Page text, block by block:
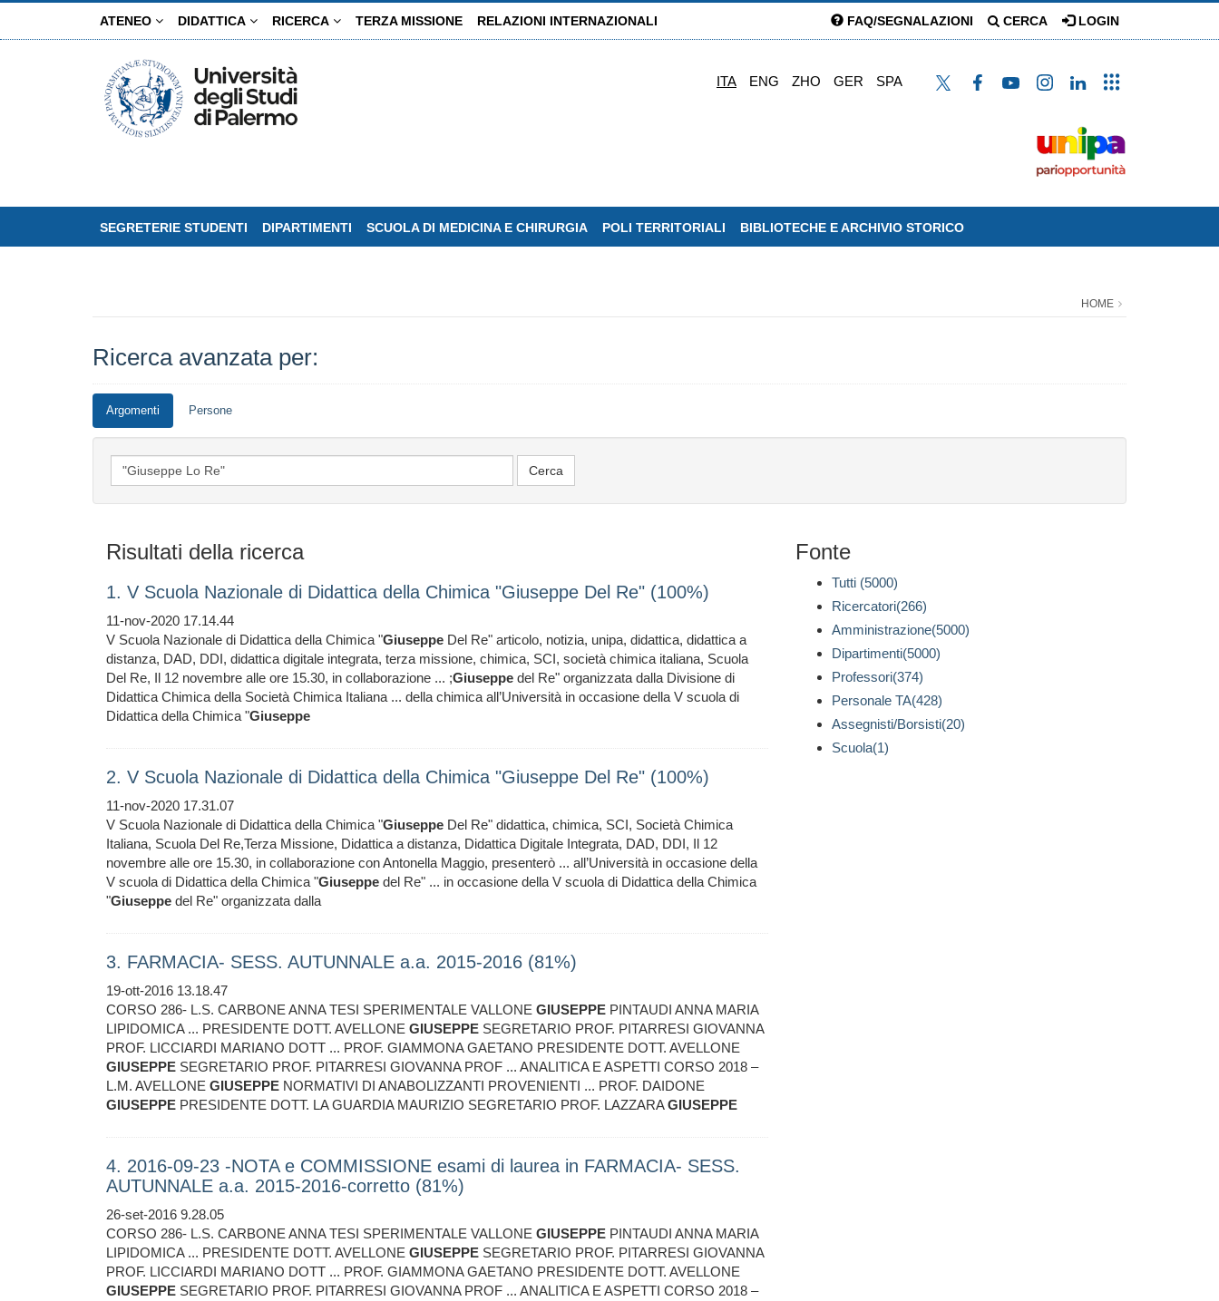
ATENEO DIDATTICA RICERCA TERZA MISSIONE RELAZIONI INTERNAZIONALI FAQ/SEGNALAZIONI CERCA LOGIN
ITA ENG ZHO GER SPA
SEGRETERIE STUDENTI DIPARTIMENTI SCUOLA DI MEDICINA E CHIRURGIA POLI TERRITORIALI BIBLIOTECHE E ARCHIVIO STORICO
HOME
Ricerca avanzata per:
Argomenti Persone
Risultati della ricerca
1. V Scuola Nazionale di Didattica della Chimica "Giuseppe Del Re" (100%)
11-nov-2020 17.14.44
V Scuola Nazionale di Didattica della Chimica "Giuseppe Del Re" articolo, notizia, unipa, didattica, didattica a
distanza, DAD, DDI, didattica digitale integrata, terza missione, chimica, SCI, società chimica italiana, Scuola
Del Re, Il 12 novembre alle ore 15.30, in collaborazione ... ;Giuseppe del Re" organizzata dalla Divisione di
Didattica Chimica della Società Chimica Italiana ... della chimica all’Università in occasione della V scuola di
Didattica della Chimica "Giuseppe
2. V Scuola Nazionale di Didattica della Chimica "Giuseppe Del Re" (100%)
11-nov-2020 17.31.07
V Scuola Nazionale di Didattica della Chimica "Giuseppe Del Re" didattica, chimica, SCI, Società Chimica
Italiana, Scuola Del Re,Terza Missione, Didattica a distanza, Didattica Digitale Integrata, DAD, DDI, Il 12
novembre alle ore 15.30, in collaborazione con Antonella Maggio, presenterò ... all’Università in occasione della
V scuola di Didattica della Chimica "Giuseppe del Re" ... in occasione della V scuola di Didattica della Chimica
"Giuseppe del Re" organizzata dalla
3. FARMACIA- SESS. AUTUNNALE a.a. 2015-2016 (81%)
19-ott-2016 13.18.47
CORSO 286- L.S. CARBONE ANNA TESI SPERIMENTALE VALLONE GIUSEPPE PINTAUDI ANNA MARIA
LIPIDOMICA ... PRESIDENTE DOTT. AVELLONE GIUSEPPE SEGRETARIO PROF. PITARRESI GIOVANNA
PROF. LICCIARDI MARIANO DOTT ... PROF. GIAMMONA GAETANO PRESIDENTE DOTT. AVELLONE
GIUSEPPE SEGRETARIO PROF. PITARRESI GIOVANNA PROF ... ANALITICA E ASPETTI CORSO 2018 –
L.M. AVELLONE GIUSEPPE NORMATIVI DI ANABOLIZZANTI PROVENIENTI ... PROF. DAIDONE
GIUSEPPE PRESIDENTE DOTT. LA GUARDIA MAURIZIO SEGRETARIO PROF. LAZZARAGIUSEPPE
4. 2016-09-23 -NOTA e COMMISSIONE esami di laurea in FARMACIA- SESS.
AUTUNNALE a.a. 2015-2016-corretto (81%)
26-set-2016 9.28.05
CORSO 286- L.S. CARBONE ANNA TESI SPERIMENTALE VALLONE GIUSEPPE PINTAUDI ANNA MARIA
LIPIDOMICA ... PRESIDENTE DOTT. AVELLONE GIUSEPPE SEGRETARIO PROF. PITARRESI GIOVANNA
PROF. LICCIARDI MARIANO DOTT ... PROF. GIAMMONA GAETANO PRESIDENTE DOTT. AVELLONE
GIUSEPPE SEGRETARIO PROF. PITARRESI GIOVANNA PROF ... ANALITICA E ASPETTI CORSO 2018 –
Fonte
Tutti (5000)
Ricercatori(266)
Amministrazione(5000)
Dipartimenti(5000)
Professori(374)
Personale TA(428)
Assegnisti/Borsisti(20)
Scuola(1)